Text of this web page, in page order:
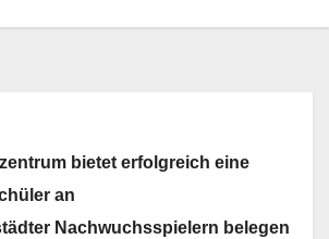
bietet erfolgreich eine
an
Nachwuchsspielern belegen